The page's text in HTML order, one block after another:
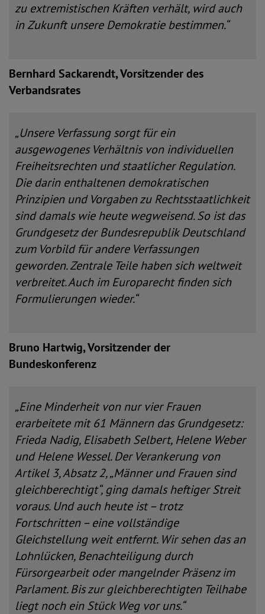
zu extremistischen Kräften verhält, wird auch
in Zukunft unsere Demokratie bestimmen.“
Bernhard Sackarendt, Vorsitzender des
Verbandsrates
„Unsere Verfassung sorgt für ein
ausgewogenes Verhältnis von individuellen
Freiheitsrechten und staatlicher Regulation.
Die darin enthaltenen demokratischen
Prinzipien und Vorgaben zu Rechtsstaatlichkeit
sind damals wie heute wegweisend. So ist das
Grundgesetz der Bundesrepublik Deutschland
zum Vorbild für andere Verfassungen
geworden. Zentrale Teile haben sich weltweit
verbreitet. Auch im Europarecht finden sich
Formulierungen wieder.“
Bruno Hartwig, Vorsitzender der
Bundeskonferenz
„Eine Minderheit von nur vier Frauen
erarbeitete mit 61 Männern das Grundgesetz:
Frieda Nadig, Elisabeth Selbert, Helene Weber
und Helene Wessel. Der Verankerung von
Artikel 3, Absatz 2, „Männer und Frauen sind
gleichberechtigt“, ging damals heftiger Streit
voraus. Und auch heute ist – trotz
Fortschritten – eine vollständige
Gleichstellung weit entfernt. Wir sehen das an
Lohnlücken, Benachteiligung durch
Fürsorgearbeit oder mangelnder Präsenz im
Parlament. Bis zur gleichberechtigten Teilhabe
liegt noch ein Stück Weg vor uns.“